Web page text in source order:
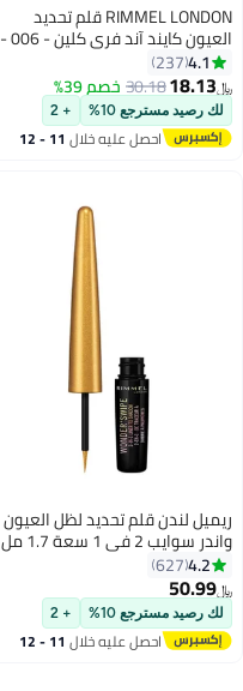
6
RIMMEL LONDON قلم تحديد
العيون كايند آند فري كلين - 006 -
أنمي بلو، 1.1 جرام
4.1
237
﷼‏18.13
30.18خصم 39%
لك رصيد مسترجع 10% + 2
احصل عليه خلال 11 - 12
7
ريميل لندن قلم تحديد لظل العيون
واندر سوايب 2 في 1 سعة 1.7 مل
002 إنستافيماس4.2
627
﷼‏50.99
لك رصيد مسترجع 10% + 2
احصل عليه خلال 11 - 12